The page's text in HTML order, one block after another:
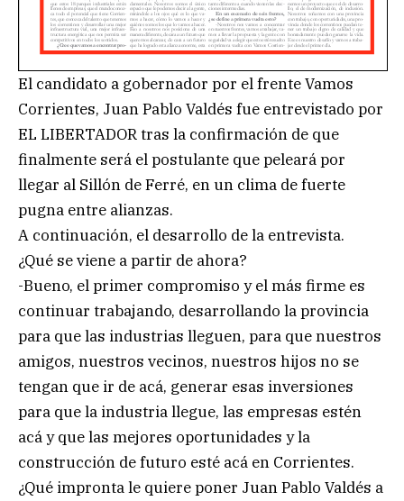
El candidato a gobernador por el frente Vamos
Corrientes, Juan Pablo Valdés fue entrevistado por
EL LIBERTADOR tras la confirmación de que
finalmente será el postulante que peleará por
llegar al Sillón de Ferré, en un clima de fuerte
pugna entre alianzas.
A continuación, el desarrollo de la entrevista.
¿Qué se viene a partir de ahora?
-Bueno, el primer compromiso y el más firme es
continuar trabajando, desarrollando la provincia
para que las industrias lleguen, para que nuestros
amigos, nuestros vecinos, nuestros hijos no se
tengan que ir de acá, generar esas inversiones
para que la industria llegue, las empresas estén
acá y que las mejores oportunidades y la
construcción de futuro esté acá en Corrientes.
¿Qué impronta le quiere poner Juan Pablo Valdés a